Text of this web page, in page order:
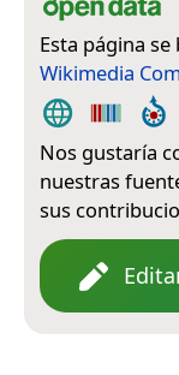
Esta página se
Wikimedia
Nos gustaría
nuestras
sus